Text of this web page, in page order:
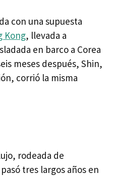
con una supuesta
Kong, llevada a
en barco a Corea
meses después, Shin,
corrió la misma
rodeada de
tres largos años en